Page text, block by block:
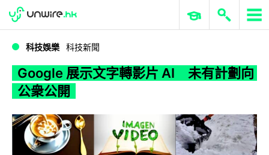
WWDC 2026 ERP 與商業 AI
科技娛樂 科技新聞
Google 展示文字轉影片 AI 未有計劃向
公衆公開